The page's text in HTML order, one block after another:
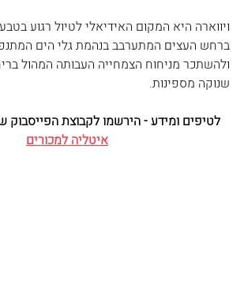
ויווארה היא המקום האידיאלי לטיול רגוע
ברחש העצים המתערבב בנהמת גלי הים
ולהשתכר מניחוח הצמחייה העבותה המהול
שנוקה מספינות.
לטיפים ומידע - הירשמו לקבוצת הפייסבוק
איטליה למכורים